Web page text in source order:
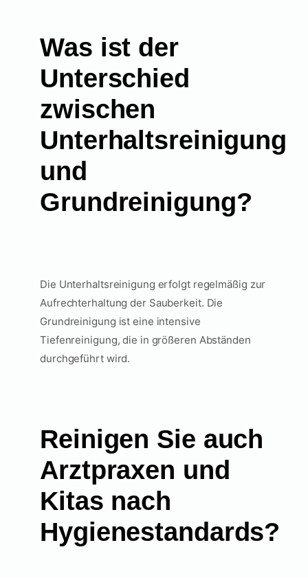
Was ist der
Unterschied
zwischen
Unterhaltsreinigung
und
Grundreinigung?
Die Unterhaltsreinigung erfolgt regelmäßig zur
Aufrechterhaltung der Sauberkeit. Die
Grundreinigung ist eine intensive
Tiefenreinigung, die in größeren Abständen
durchgeführt wird.
Reinigen Sie auch
Arztpraxen und
Kitas nach
Hygienestandards?